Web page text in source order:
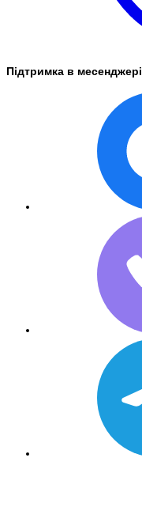
Підтримка в месенджері